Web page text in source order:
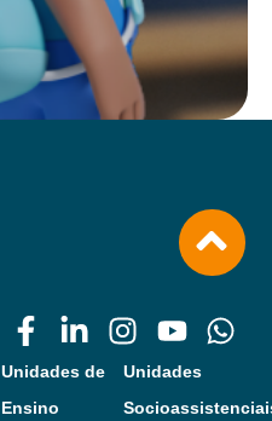
Unidades de
Ensino
Unidades